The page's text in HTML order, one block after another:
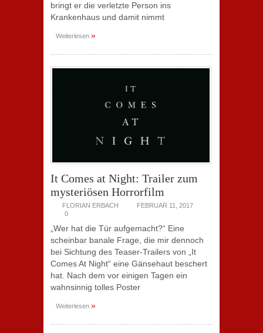
bringt er die verletzte Person ins
Krankenhaus und damit nimmt
Weiterlesen »
It Comes at Night: Trailer zum
mysteriösen Horrorfilm
FLORIAN ERBACH
FEBRUAR 11, 2017
0
„Wer hat die Tür aufgemacht?“ Eine
scheinbar banale Frage, die mir dennoch
bei Sichtung des Teaser-Trailers von „It
Comes At Night“ eine Gänsehaut beschert
hat. Nach dem vor einigen Tagen ein
wahnsinnig tolles Poster
Weiterlesen »